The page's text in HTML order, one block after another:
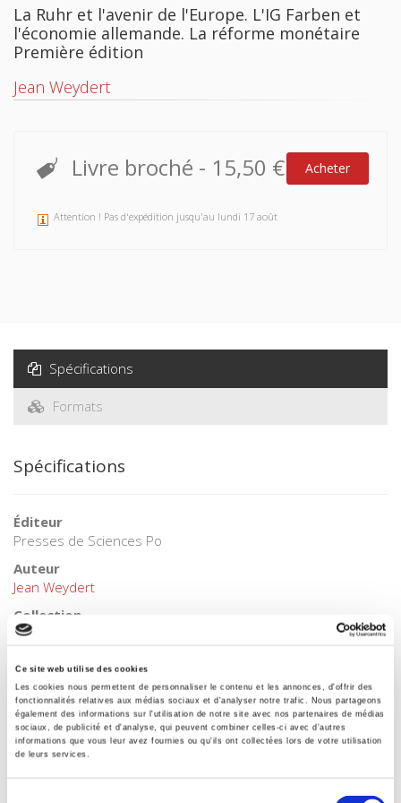
Ce site web utilise des cookies
Les cookies nous permettent de personnaliser le contenu et les annonces, d'offrir des
fonctionnalités relatives aux médias sociaux et d'analyser notre trafic. Nous partageons
également des informations sur l'utilisation de notre site avec nos partenaires de médias
sociaux, de publicité et d'analyse, qui peuvent combiner celles-ci avec d'autres
informations que vous leur avez fournies ou qu'ils ont collectées lors de votre utilisation
de leurs services.
La Ruhr et l'avenir de l'Europe. L'IG Farben et
l'économie allemande. La réforme monétaire
Première édition
Jean Weydert
Livre broché - 15,50 € Acheter
Attention ! Pas d'expédition jusqu'au lundi 17 août
Spécifications
Formats
Spécifications
Éditeur
Presses de Sciences Po
Auteur
Jean Weydert
Collection
Académique
Langue
français
Mots clés
Allemagne
Catégorie (éditeur)
Internet Hierarchy>Europe>Pays Européens